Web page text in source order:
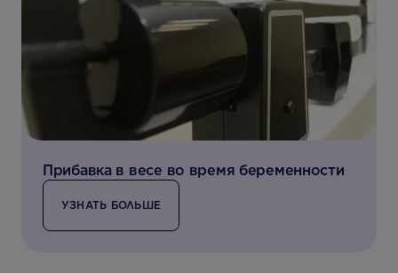
Прибавка в весе во время беременности
УЗНАТЬ БОЛЬШЕ